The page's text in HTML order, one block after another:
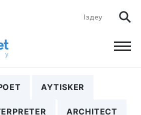
AYTISKER
ARCHITECT